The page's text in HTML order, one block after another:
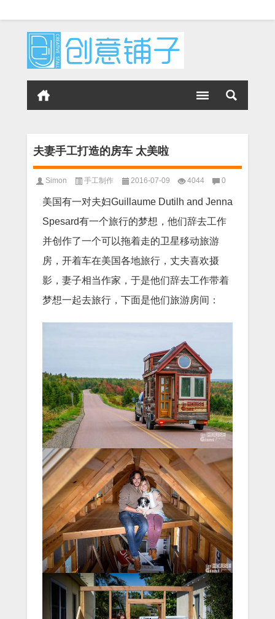
夫妻手工打造的房车 太美啦
Simon 手工制作 2016-07-09 4044 0
美国有一对夫妇Guillaume Dutilh and Jenna
Spesard有一个旅行的梦想，他们辞去工作
并创作了一个可以拖着走的卫星移动旅游
房，开着车在美国各地旅行，丈夫喜欢摄
影，妻子相当作家，于是他们辞去工作带着
梦想一起去旅行，下面是他们旅游房间：